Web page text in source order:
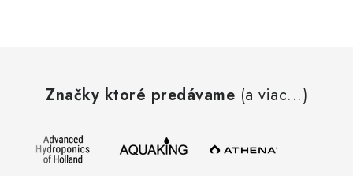
Značky ktoré predávame (a viac...)